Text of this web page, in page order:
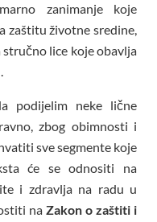
zanimanje koje
zaštitu životne sredine,
stručno lice koje obavlja
podijelim neke lične
zbog obimnosti i
sve segmente koje
će se odnositi na
i zdravlja na radu u
na Zakon o zaštiti i